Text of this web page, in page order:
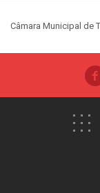
Câmara Municipal de